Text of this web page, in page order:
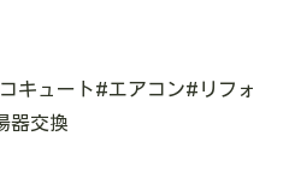
キュート#エアコン#リフォ
器交換